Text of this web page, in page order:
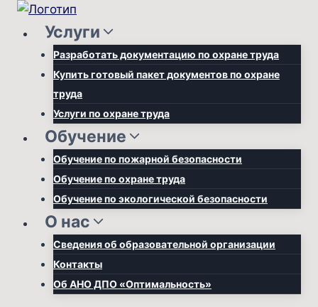
Перейти
содержимому
Услуги
Разработать документацию по охране труда
Купить готовый пакет документов по охране
труда
Услуги по охране труда
Обучение
Обучение по пожарной безопасности
Обучение по охране труда
Обучение по экологической безопасности
О нас
Сведения об образовательной организации
Контакты
Об АНО ДПО «Оптимальность»